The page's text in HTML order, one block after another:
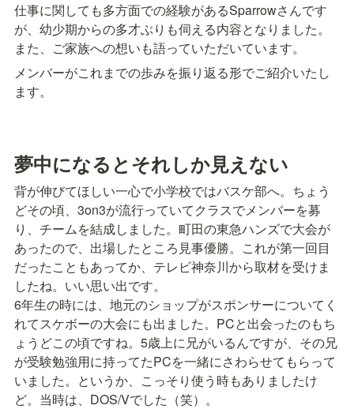
仕事に関しても多方面での経験があるSparrowさんです
が、幼少期からの多才ぶりも伺える内容となりました。
また、ご家族への想いも語っていただいています。
メンバーがこれまでの歩みを振り返る形でご紹介いたし
ます。
夢中になるとそれしか見えない
背が伸びてほしい一心で小学校ではバスケ部へ。ちょう
どその頃、3on3が流行っていてクラスでメンバーを募
り、チームを結成しました。町田の東急ハンズで大会が
あったので、出場したところ見事優勝。これが第一回目
だったこともあってか、テレビ神奈川から取材を受けま
したね。いい思い出です。
6年生の時には、地元のショップがスポンサーについてく
れてスケボーの大会にも出ました。PCと出会ったのもち
ょうどこの頃ですね。5歳上に兄がいるんですが、その兄
が受験勉強用に持ってたPCを一緒にさわらせてもらって
いました。というか、こっそり使う時もありましたけ
ど。当時は、DOS/Vでした（笑）。